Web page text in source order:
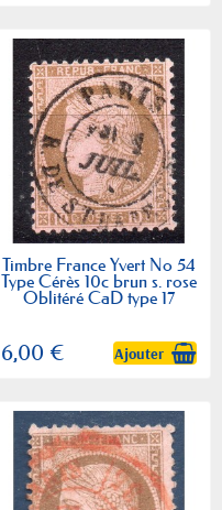
Timbre France Yvert No 54
Type Cérès 10c brun s. rose
Oblitéré CaD type 17
6,00 € Ajouter